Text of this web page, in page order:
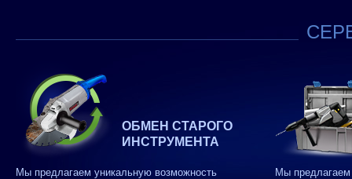
ОБМЕН СТАРОГО
ИНСТРУМЕНТА
Мы предлагаем уникальную возможность Мы